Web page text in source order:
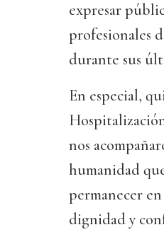
expresar
profesionales
durante sus
En especial,
nos
humanidad
permanecer
dignidad y